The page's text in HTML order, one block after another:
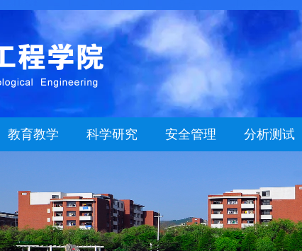
教育教学 科学研究 安全管理 分析测试